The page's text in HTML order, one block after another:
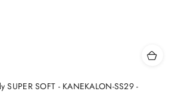
SUPER SOFT - KANEKALON-SS29 -